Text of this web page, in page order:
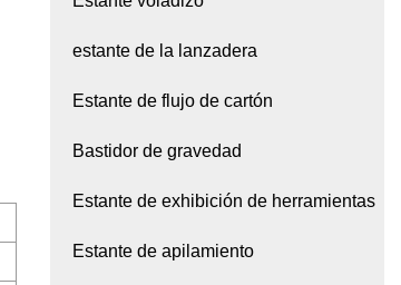
estante de la lanzadera
Estante de flujo de cartón
Bastidor de gravedad
Estante de exhibición de herramientas
Estante de apilamiento